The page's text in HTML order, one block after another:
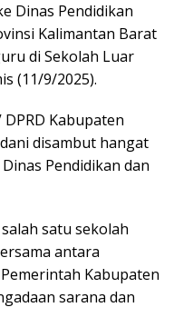
Dinas Pendidikan
Kalimantan Barat
di Sekolah Luar
(11/9/2025).
Kabupaten
disambut hangat
Pendidikan dan
satu sekolah
antara
Kabupaten
sarana dan